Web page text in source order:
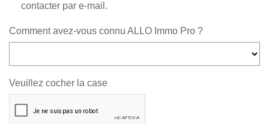
contacter par e-mail.
Comment avez-vous connu ALLO Immo Pro ?
Veuillez cocher la case